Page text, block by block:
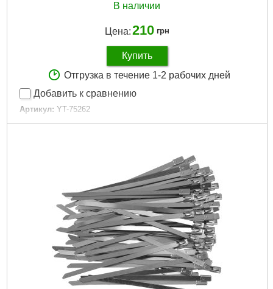
В наличии
Цена:210 грн
Купить
Отгрузка в течение 1-2 рабочих дней
Добавить к сравнению
Артикул: YT-75262
Код товара: 22.66.94
243x90x14 мм
Подробнее...